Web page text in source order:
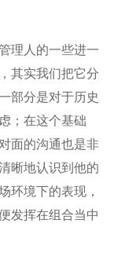
理人的一些进一
其实我们把它分
部分是对于历史
；在这个基础
面的沟通也是非
晰地认识到他的
环境下的表现，
发挥在组合当中